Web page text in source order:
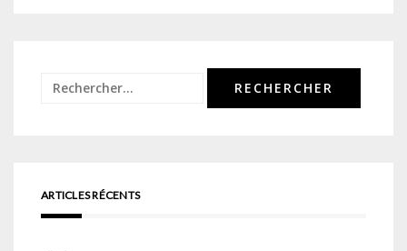
Rechercher :
ARTICLES RÉCENTS